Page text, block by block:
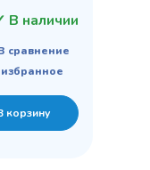
В наличии
сравнение
корзину